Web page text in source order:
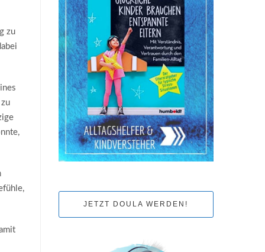
zu
JETZT DOULA WERDEN!